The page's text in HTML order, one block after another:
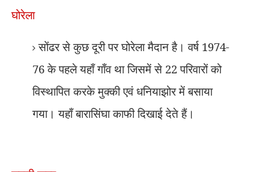
घोरेला
सोंढर से कुछ दूरी पर घोरेला मैदान है। वर्ष 1974-
76 के पहले यहाँ गाँव था जिसमें से 22 परिवारों को
विस्थापित करके मुक्की एवं धनियाझोर में बसाया
गया। यहाँ बारासिंघा काफी दिखाई देते हैं।